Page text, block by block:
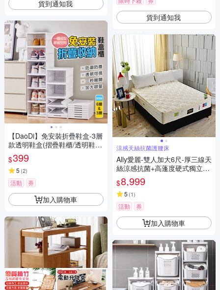
貨到通知我
【DaoDi】免安裝折疊鞋盒-3層
款透明鞋盒(摺疊鞋櫃/透明鞋
盒/鞋架/收納櫃/收納盒)
$399
5 (2)
活動 券
加入購物車
貨到通知我
涼感天絲抗菌護腰床
Ally愛麗-雙人加大6尺-厚三線天
絲涼感抗菌+高蓬度硬式獨立筒
床墊-護腰床-本月限定
$8,999
5 (1)
活動 券
加入購物車